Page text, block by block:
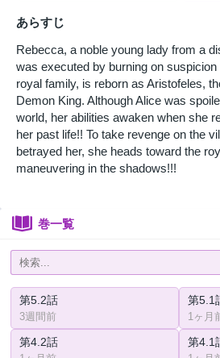
あらすじ
Rebecca, a noble young lady from a
was executed by burning on
royal family, is reborn as Aristofeles,
Demon King. Although Alice was
world, her abilities awaken when she
her past life!! To take revenge on the
betrayed her, she heads toward the
maneuvering in the shadows!!!
巻一覧
第5.2話
3週間前
第5.1
1ヶ月
第4.2話 第4.1